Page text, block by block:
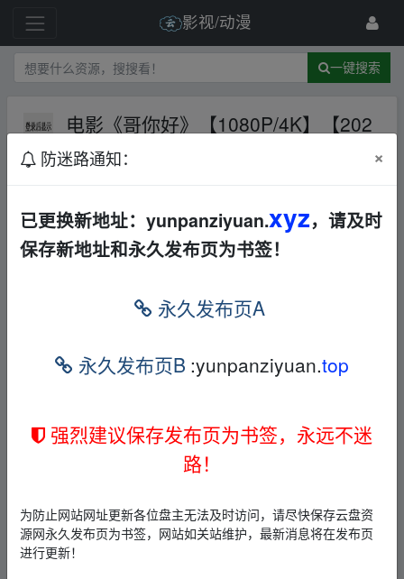
影视/动漫
一键搜索
电影《哥你好》【1080P/4K】【202
2】主演：马丽,常远,魏翔,贾冰
网盘 华语
本帖含有隐藏内容，请您 回复 后查看
‥fr om w▂ww.y un▁pan_zi▂yu‥an.xy z
免责声明
1，本站所有内容均为站内网盘爱好者分享发布的网盘链接
本站不存储任何实质资源数据
者文责自负。
3，本文内所有链接指向的云盘网盘资源，其版权归版权方
所有！其实际管理权为帖子发布者所有，本站无法操作相
防迷路通知： ×
已更换新地址：yunpanziyuan.xyz，请及时
保存新地址和永久发布页为书签！
永久发布页A
永久发布页B :yunpanziyuan.top
强烈建议保存发布页为书签，永远不迷
路！
为防止网站网址更新各位盘主无法及时访问，请尽快保存云盘资
源网永久发布页为书签，网站如关站维护，最新消息将在发布页
进行更新！